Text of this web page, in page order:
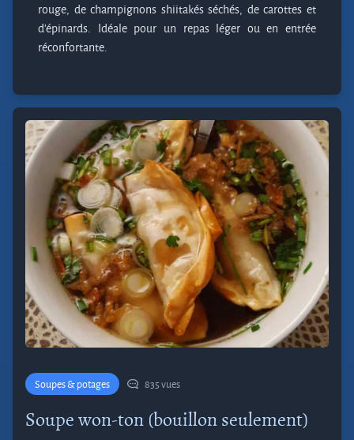
rouge, de champignons shiitakés séchés, de carottes et
d’épinards. Idéale pour un repas léger ou en entrée
réconfortante.
Soupes & potages 835 vues
Soupe won-ton (bouillon seulement)